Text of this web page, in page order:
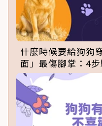
什麼時候要給狗狗
面」最傷腳掌：4